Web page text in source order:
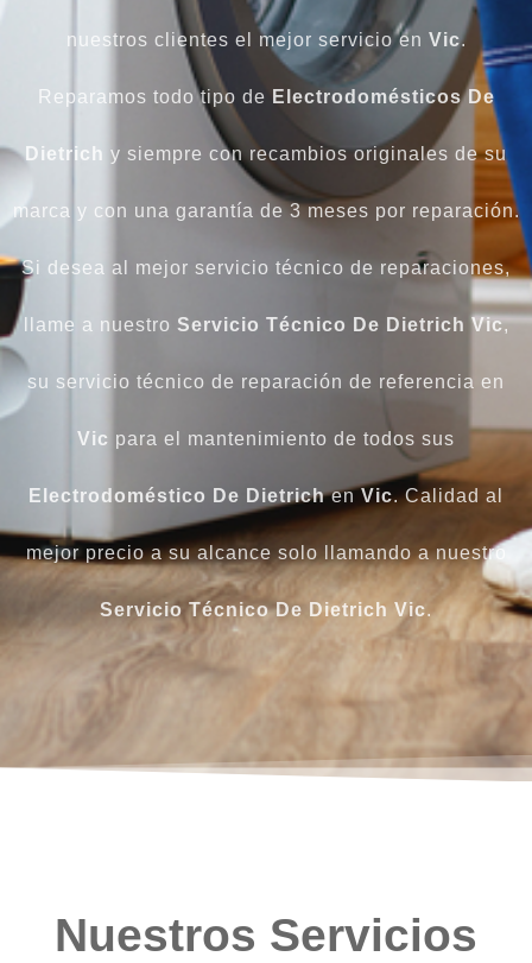
nuestros clientes el mejor servicio en Vic.
Reparamos todo tipo de Electrodomésticos De
Dietrich y siempre con recambios originales de su
marca y con una garantía de 3 meses por reparación.
Si desea al mejor servicio técnico de reparaciones,
llame a nuestro Servicio Técnico De Dietrich Vic,
su servicio técnico de reparación de referencia en
Vic para el mantenimiento de todos sus
Electrodoméstico De DietrichenVic. Calidad al
mejor precio a su alcance solo llamando a nuestro
Servicio Técnico De Dietrich Vic.
Nuestros Servicios